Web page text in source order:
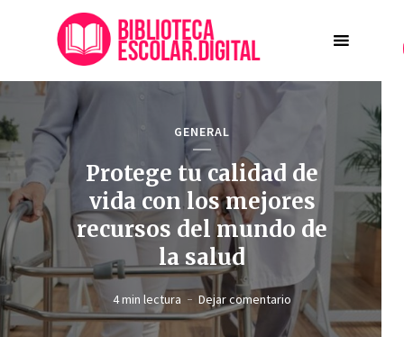
GENERAL
Protege tu calidad de
vida con los mejores
recursos del mundo de
la salud
4 min lectura Dejar comentario